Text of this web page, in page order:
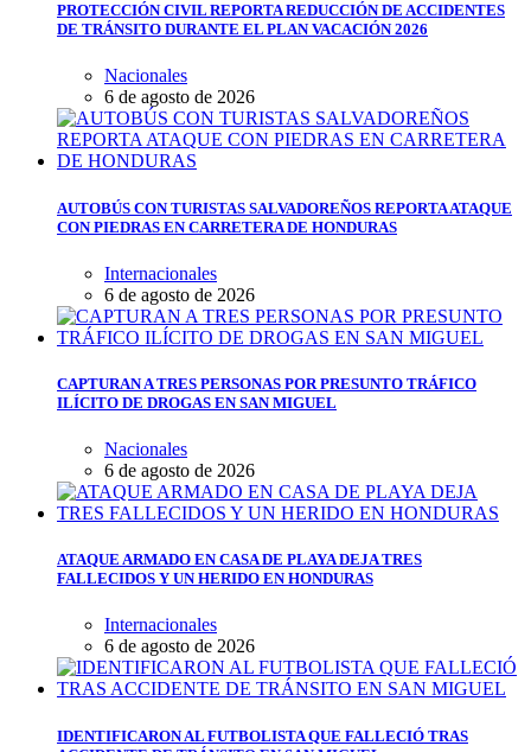
PROTECCIÓN CIVIL REPORTA REDUCCIÓN DE ACCIDENTES
DE TRÁNSITO DURANTE EL PLAN VACACIÓN 2026
Nacionales
6 de agosto de 2026
AUTOBÚS CON TURISTAS SALVADOREÑOS REPORTA ATAQUE
CON PIEDRAS EN CARRETERA DE HONDURAS
Internacionales
6 de agosto de 2026
CAPTURAN A TRES PERSONAS POR PRESUNTO TRÁFICO
ILÍCITO DE DROGAS EN SAN MIGUEL
Nacionales
6 de agosto de 2026
ATAQUE ARMADO EN CASA DE PLAYA DEJA TRES
FALLECIDOS Y UN HERIDO EN HONDURAS
Internacionales
6 de agosto de 2026
IDENTIFICARON AL FUTBOLISTA QUE FALLECIÓ TRAS